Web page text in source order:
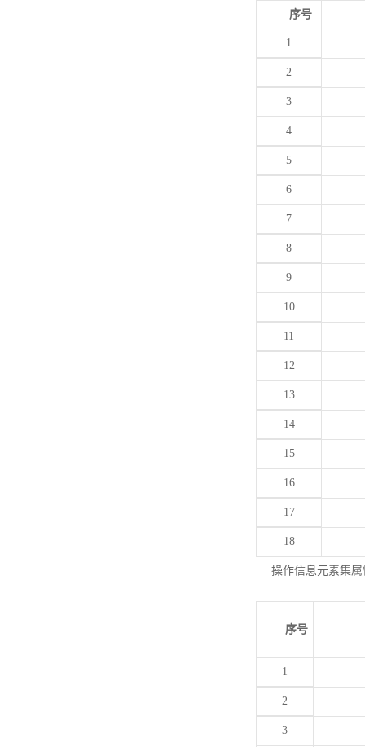
序号
1
2
3
4
5
6
7
8
9
10
11
12
13
14
15
16
17
18
操作信息元素集
序号
1
2
3